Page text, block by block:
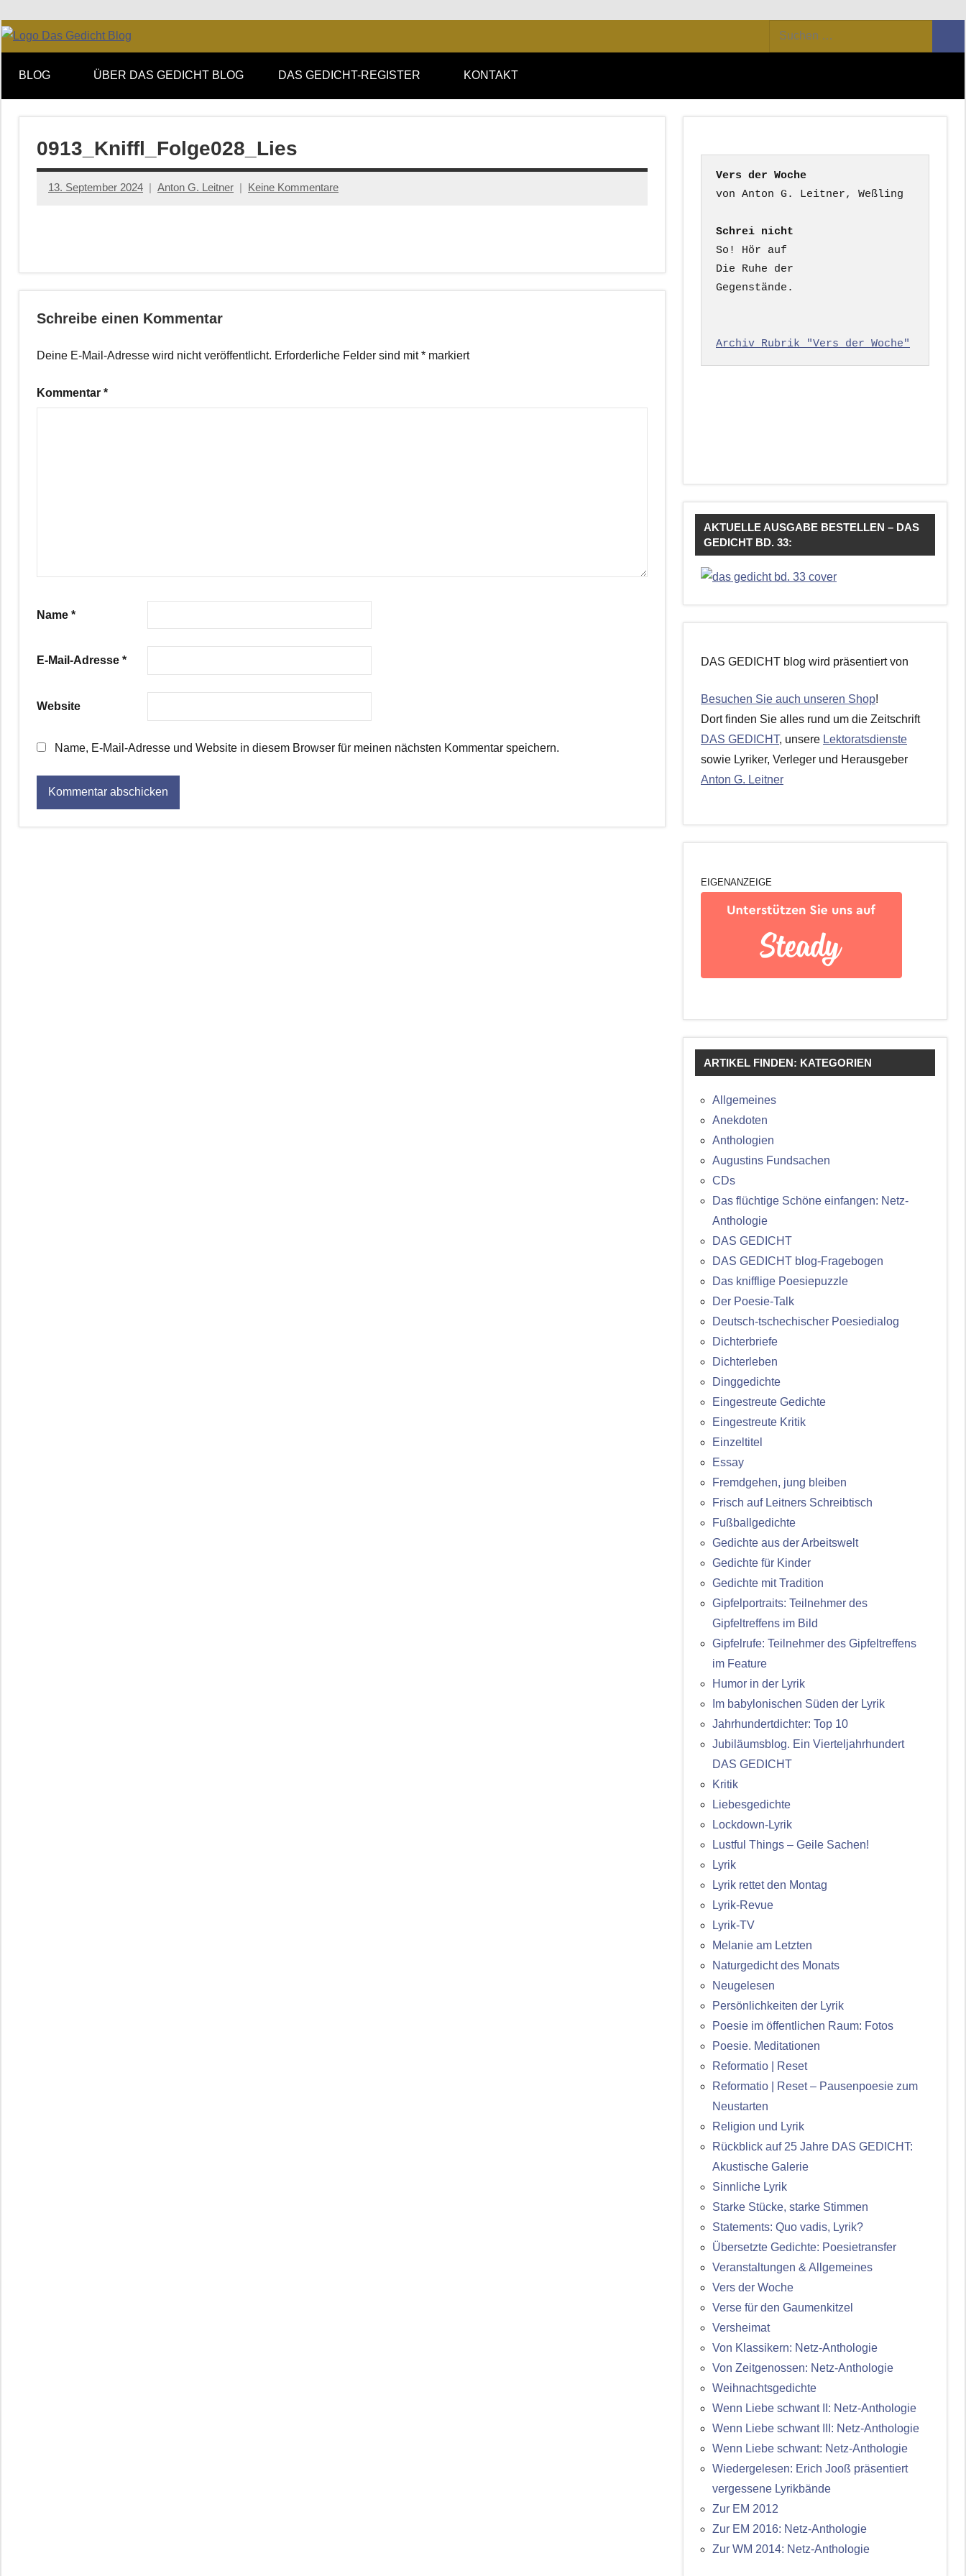
Inhalt
DAS
GEDICHT
blog
von
DAS
GEDICHT.
Zeitschrift
für
Lyrik,
Essay
Suchen
BLOG ÜBER DAS GEDICHT BLOG DAS GEDICHT-REGISTER KONTAKT
0913_Kniffl_Folge028_Lies
13. September 2024 Anton G. Leitner Keine Kommentare
Schreibe einen Kommentar
Deine E-Mail-Adresse wird nicht veröffentlicht. Erforderliche Felder sind mit* markiert
Kommentar *
Name *
E-Mail-Adresse *
Website
Name, E-Mail-Adresse und Website in diesem Browser für meinen nächsten Kommentar speichern.
Vers der Woche
Schrei nicht
So! Hör auf
Die Ruhe der
Gegenstände.
Archiv Rubrik "Vers der Woche"
AKTUELLE AUSGABE BESTELLEN – DAS
GEDICHT BD. 33:
DAS GEDICHT blog wird präsentiert von
Besuchen Sie auch unseren Shop!
Dort finden Sie alles rund um die Zeitschrift
DAS GEDICHT, unsere Lektoratsdienste
sowie Lyriker, Verleger und Herausgeber
Anton G. Leitner
EIGENANZEIGE
ARTIKEL FINDEN: KATEGORIEN
Allgemeines
Anekdoten
Anthologien
Augustins Fundsachen
CDs
Das flüchtige Schöne einfangen: Netz-
Anthologie
DAS GEDICHT
DAS GEDICHT blog-Fragebogen
Das knifflige Poesiepuzzle
Der Poesie-Talk
Deutsch-tschechischer Poesiedialog
Dichterbriefe
Dichterleben
Dinggedichte
Eingestreute Gedichte
Eingestreute Kritik
Einzeltitel
Essay
Fremdgehen, jung bleiben
Frisch auf Leitners Schreibtisch
Fußballgedichte
Gedichte aus der Arbeitswelt
Gedichte für Kinder
Gedichte mit Tradition
Gipfelportraits: Teilnehmer des
Gipfeltreffens im Bild
Gipfelrufe: Teilnehmer des Gipfeltreffens
im Feature
Humor in der Lyrik
Im babylonischen Süden der Lyrik
Jahrhundertdichter: Top 10
Jubiläumsblog. Ein Vierteljahrhundert
DAS GEDICHT
Kritik
Liebesgedichte
Lockdown-Lyrik
Lustful Things – Geile Sachen!
Lyrik
Lyrik rettet den Montag
Lyrik-Revue
Lyrik-TV
Melanie am Letzten
Naturgedicht des Monats
Neugelesen
Persönlichkeiten der Lyrik
Poesie im öffentlichen Raum: Fotos
Poesie. Meditationen
Reformatio | Reset
Reformatio | Reset – Pausenpoesie zum
Neustarten
Religion und Lyrik
Rückblick auf 25 Jahre DAS GEDICHT:
Akustische Galerie
Sinnliche Lyrik
Starke Stücke, starke Stimmen
Statements: Quo vadis, Lyrik?
Übersetzte Gedichte: Poesietransfer
Veranstaltungen & Allgemeines
Vers der Woche
Verse für den Gaumenkitzel
Versheimat
Von Klassikern: Netz-Anthologie
Von Zeitgenossen: Netz-Anthologie
Weihnachtsgedichte
Wenn Liebe schwant II: Netz-Anthologie
Wenn Liebe schwant III: Netz-Anthologie
Wenn Liebe schwant: Netz-Anthologie
Wiedergelesen: Erich Jooß präsentiert
vergessene Lyrikbände
Zur EM 2012
Zur EM 2016: Netz-Anthologie
Zur WM 2014: Netz-Anthologie